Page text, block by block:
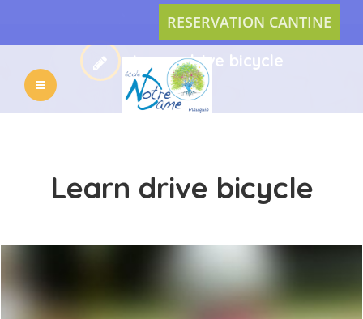
RESERVATION CANTINE
L’ECOLE
PRATIQUE INSCRIPTION
Learn drive bicycle
Learn drive bicycle